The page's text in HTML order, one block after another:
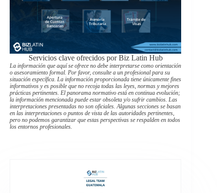
Servicios clave ofrecidos por Biz Latin Hub
La información que aquí se ofrece no debe interpretarse como orientación
o asesoramiento formal. Por favor, consulte a un profesional para su
situación específica. La información proporcionada tiene únicamente fines
informativos y es posible que no recoja todas las leyes, normas y mejores
prácticas pertinentes. El panorama normativo está en continua evolución;
la información mencionada puede estar obsoleta y/o sufrir cambios. Las
interpretaciones presentadas no son oficiales. Algunas secciones se basan
en las interpretaciones o puntos de vista de las autoridades pertinentes,
pero no podemos garantizar que estas perspectivas se respalden en todos
los entornos profesionales.